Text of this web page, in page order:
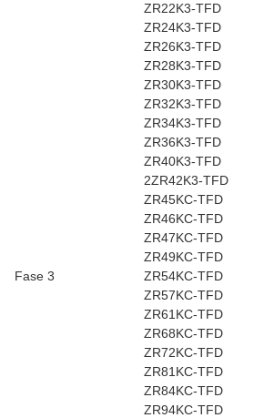
Fase 3
ZR22K3-TFD
ZR24K3-TFD
ZR26K3-TFD
ZR28K3-TFD
ZR30K3-TFD
ZR32K3-TFD
ZR34K3-TFD
ZR36K3-TFD
ZR40K3-TFD
2ZR42K3-TFD
ZR45KC-TFD
ZR46KC-TFD
ZR47KC-TFD
ZR49KC-TFD
ZR54KC-TFD
ZR57KC-TFD
ZR61KC-TFD
ZR68KC-TFD
ZR72KC-TFD
ZR81KC-TFD
ZR84KC-TFD
ZR94KC-TFD